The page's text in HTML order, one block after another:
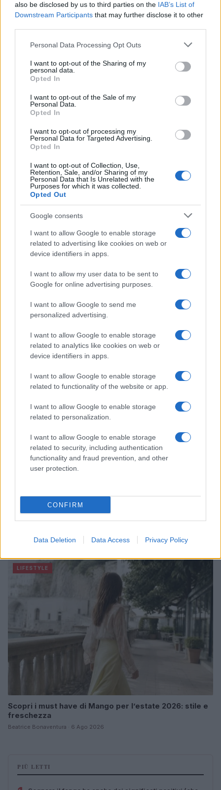
also be disclosed by us to third parties on the IAB’s List of
Downstream Participants that may further disclose it to other
Please note that this website/app uses one or more Google
not limited to your visit or usage behaviour. You may click to
grant or deny consent to Google and its third-party tags to
use your data for below specified purposes in below Google
consent section.
Personal Data Processing Opt Outs
I want to opt-out of the Sharing of my
personal data.
Opted In
I want to opt-out of the Sale of my
Personal Data.
Opted In
I want to opt-out of processing my
Personal Data for Targeted Advertising.
Opted In
I want to opt-out of Collection, Use,
Retention, Sale, and/or Sharing of my
Personal Data that Is Unrelated with the
Purposes for which it was collected.
Opted Out
Google consents
I want to allow Google to enable storage
related to advertising like cookies on web or
device identifiers in apps.
I want to allow my user data to be sent to
Google for online advertising purposes.
I want to allow Google to send me
personalized advertising.
I want to allow Google to enable storage
related to analytics like cookies on web or
device identifiers in apps.
I want to allow Google to enable storage
related to functionality of the website or app.
I want to allow Google to enable storage
related to personalization.
I want to allow Google to enable storage
related to security, including authentication
functionality and fraud prevention, and other
user protection.
CONFIRM
Data Deletion Data Access Privacy Policy
Continua a leggere
Dove si terrà Vogue World nel 2027: la scelta di San
Francisco
LIFESTYLE
LIFESTYLE
Scopri i must have di Mango per l’estate 2026: stile e
freschezza
Beatrice Bonaventura · 6 Ago 2026
PIÙ LETTI